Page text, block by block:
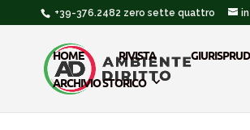
+39-376.2482 zero sette quattro
HOME RIVISTA
ARCHIVIO STORICO